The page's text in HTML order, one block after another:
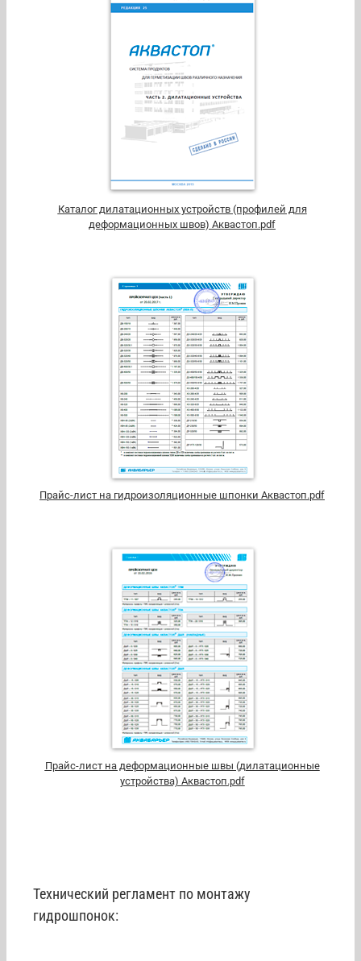
Каталог дилатационных устройств (профилей для
деформационных швов) Аквастоп.pdf
Прайс-лист на гидроизоляционные шпонки Аквастоп.pdf
Прайс-лист на деформационные швы (дилатационные
устройства) Аквастоп.pdf
Технический регламент по монтажу
гидрошпонок: